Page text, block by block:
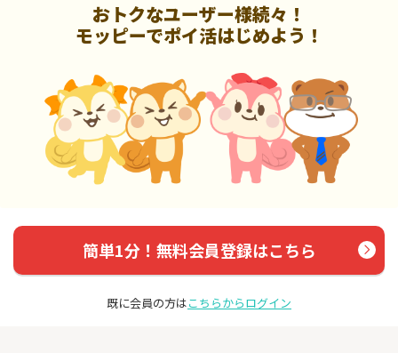
おトクなユーザー様続々！
モッピーでポイ活はじめよう！
簡単1分！無料会員登録はこちら
既に会員の方はこちらからログイン